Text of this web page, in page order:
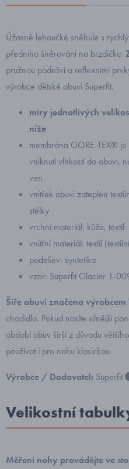
Úžasně lehoučké sněhule s
předního šněrování na brzdičku.
pružnou podešví a reflexními
výrobce dětské obuvi Superfit.
míry jednotlivých
níže
membrána GORE-TEX®
vniknutí vlhkosti do obuvi,
ven
vnitřek obuvi zateplen
stélky
vrchní materiál: kůže, textil
vnitřní materiál: textil
podešev: syntetika
vzor: Superfit Glacier 1-
Šíře obuvi značena výrobcem
chodidlo. Pokud nosíte silnější
období obuv širší z důvodu
používat i pro nohu klasickou.
Výrobce / Dodavatel: Superfit
Velikostní
Měření nohy provádějte ve